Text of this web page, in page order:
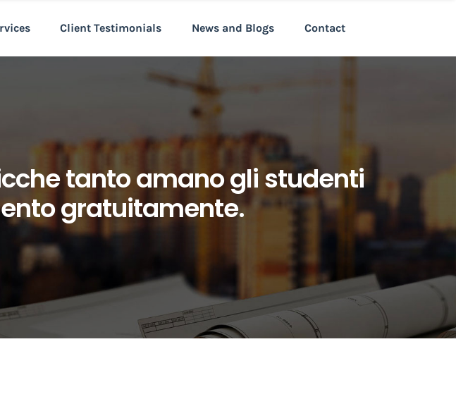
Client Testimonials News and Blogs Contact
tanto amano gli studenti
gratuitamente.